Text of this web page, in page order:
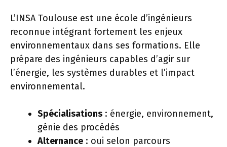
L’INSA Toulouse est une école d’ingénieurs
reconnue intégrant fortement les enjeux
environnementaux dans ses formations. Elle
prépare des ingénieurs capables d’agir sur
l’énergie, les systèmes durables et l’impact
environnemental.
Spécialisations : énergie, environnement,
génie des procédés
Alternance : oui selon parcours